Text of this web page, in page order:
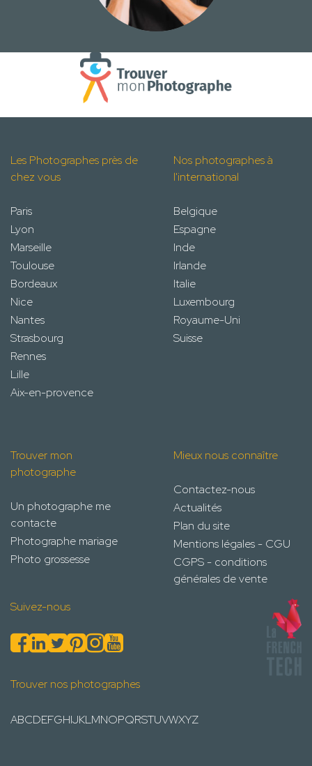
Les Photographes près de
chez vous
Paris
Lyon
Marseille
Toulouse
Bordeaux
Nice
Nantes
Strasbourg
Rennes
Lille
Aix-en-provence
Nos photographes à
l'international
Belgique
Espagne
Inde
Irlande
Italie
Luxembourg
Royaume-Uni
Suisse
Trouver mon
photographe
Un photographe me
contacte
Photographe mariage
Photo grossesse
Mieux nous connaître
Contactez-nous
Actualités
Plan du site
Mentions légales - CGU
CGPS - conditions
générales de vente
Suivez-nous
Trouver nos photographes
ABCDEFGHIJKLMNOPQRSTUVWXYZ